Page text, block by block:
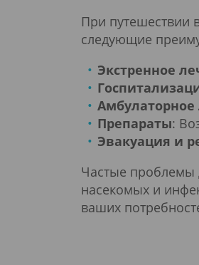
При путешествии
следующие
Экстренное
Препараты:
Эвакуация и
Частые проблемы
насекомых и
ваших